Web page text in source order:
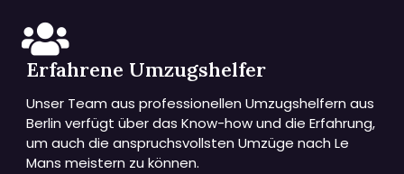
Erfahrene Umzugshelfer
Unser Team aus professionellen Umzugshelfern aus
Berlin verfügt über das Know-how und die Erfahrung,
um auch die anspruchsvollsten Umzüge nach Le
Mans meistern zu können.